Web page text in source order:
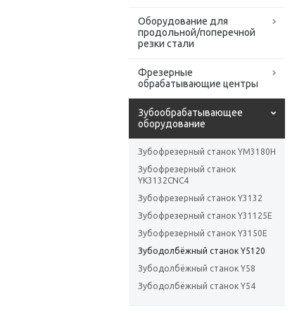
Оборудование для
продольной/поперечной
резки стали
Фрезерные
обрабатывающие центры
Зубообрабатывающее
оборудование
Зубофрезерный станок YM3180H
Зубофрезерный станок
YK3132CNC4
Зубофрезерный станок Y3132
Зубофрезерный станок Y31125E
Зубофрезерный станок Y3150E
Зубодолбёжный станок Y5120
Зубодолбёжный станок Y58
Зубодолбёжный станок Y54